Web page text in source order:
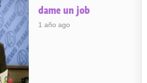
dame un job
1 año ago